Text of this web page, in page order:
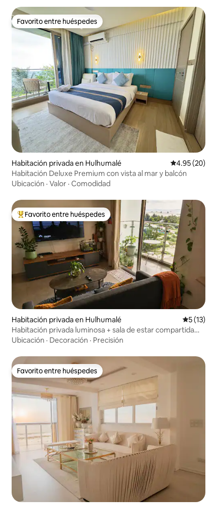
Favorito entre huéspedes
Favorito entre huéspedes
Habitación privada en Hulhumalé Calificación
4.95 (20)
Habitación Deluxe Premium con vista al mar y balcón
Ubicación · Valor · Comodidad
De los mejores en Favorito entre huéspedes
Favorito entre huéspedes
Habitación privada en Hulhumalé
5 (13)
Habitación privada luminosa + sala de estar compartida
con vista al mar
Ubicación · Decoración · Precisión
Favorito entre huéspedes
Favorito entre huéspedes